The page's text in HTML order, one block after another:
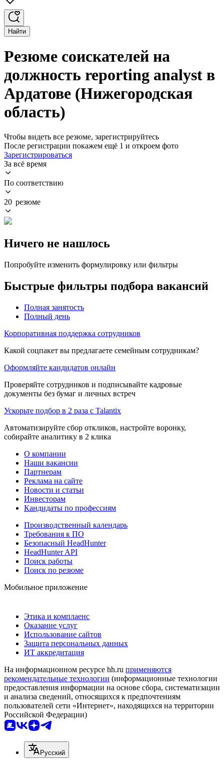
Найти
Резюме соискателей на
должность reporting analyst в
Ардатове (Нижегородская
область)
Чтобы видеть все резюме, зарегистрируйтесь
После регистрации покажем ещё 1 и откроем фото
Зарегистрироваться
За всё время
По соответствию
20 резюме
Ничего не нашлось
Попробуйте изменить формулировку или фильтры
Быстрые фильтры подбора вакансий
Полная занятость
Полный день
Корпоративная поддержка сотрудников
Какой соцпакет вы предлагаете семейным сотрудникам?
Оформляйте кандидатов онлайн
Проверяйте сотрудников и подписывайте кадровые
документы без бумаг и личных встреч
Ускорьте подбор в 2 раза с Talantix
Автоматизируйте сбор откликов, настройте воронку,
собирайте аналитику в 2 клика
О компании
Наши вакансии
Партнерам
Реклама на сайте
Новости и статьи
Инвесторам
Кандидаты по профессиям
Производственный календарь
Требования к ПО
Безопасный HeadHunter
HeadHunter API
Поиск работы
Поиск по резюме
Мобильное приложение
Этика и комплаенс
Оказание услуг
Использование сайтов
Защита персональных данных
ИТ аккредитация
На информационном ресурсе hh.ru применяются
рекомендательные технологии (информационные технологии
предоставления информации на основе сбора, систематизации
и анализа сведений, относящихся к предпочтениям
пользователей сети «Интернет», находящихся на территории
Российской Федерации)
Русский